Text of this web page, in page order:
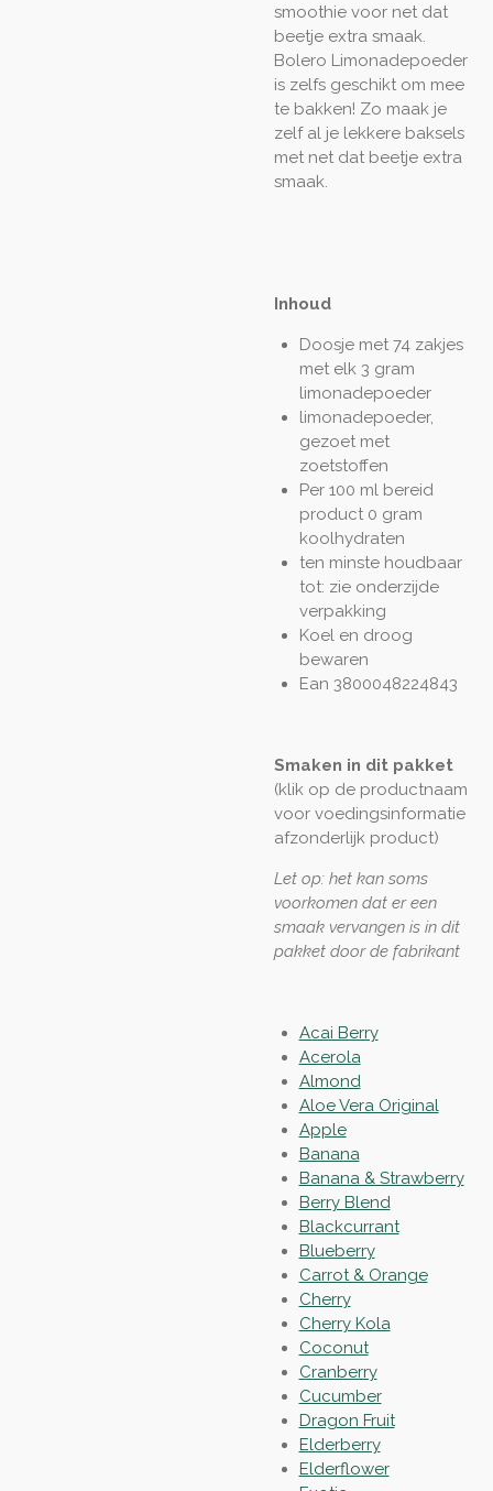
smoothie voor net dat
beetje extra smaak.
Bolero Limonadepoeder
is zelfs geschikt om mee
te bakken! Zo maak je
zelf al je lekkere baksels
met net dat beetje extra
smaak.
Inhoud
Doosje met 74 zakjes
met elk 3 gram
limonadepoeder
limonadepoeder,
gezoet met
zoetstoffen
Per 100 ml bereid
product 0 gram
koolhydraten
ten minste houdbaar
tot: zie onderzijde
verpakking
Koel en droog
bewaren
Ean 3800048224843
Smaken in dit pakket
(klik op de productnaam
voor voedingsinformatie
afzonderlijk product)
Let op: het kan soms
voorkomen dat er een
smaak vervangen is in dit
pakket door de fabrikant
Acai Berry
Acerola
Almond
Aloe Vera Original
Apple
Banana
Banana & Strawberry
Berry Blend
Blackcurrant
Blueberry
Carrot & Orange
Cherry
Cherry Kola
Coconut
Cranberry
Cucumber
Dragon Fruit
Elderberry
Elderflower